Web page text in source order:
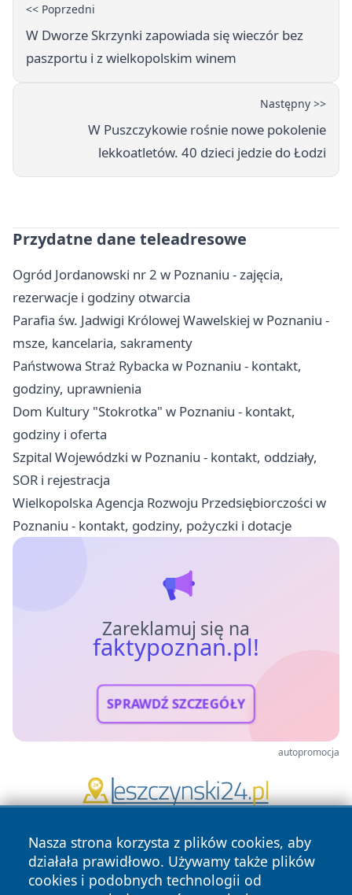
<< Poprzedni
W Dworze Skrzynki zapowiada się wieczór bez
paszportu i z wielkopolskim winem
Następny >>
W Puszczykowie rośnie nowe pokolenie
lekkoatletów. 40 dzieci jedzie do Łodzi
Przydatne dane teleadresowe
Ogród Jordanowski nr 2 w Poznaniu - zajęcia,
rezerwacje i godziny otwarcia
Parafia św. Jadwigi Królowej Wawelskiej w Poznaniu -
msze, kancelaria, sakramenty
Państwowa Straż Rybacka w Poznaniu - kontakt,
godziny, uprawnienia
Dom Kultury "Stokrotka" w Poznaniu - kontakt,
godziny i oferta
Szpital Wojewódzki w Poznaniu - kontakt, oddziały,
SOR i rejestracja
Wielkopolska Agencja Rozwoju Przedsiębiorczości w
Poznaniu - kontakt, godziny, pożyczki i dotacje
Zareklamuj się na
faktypoznan.pl!
SPRAWDŹ SZCZEGÓŁY
autopromocja
Nasza strona korzysta z plików cookies, aby
działała prawidłowo. Używamy także plików
cookies i podobnych technologii od